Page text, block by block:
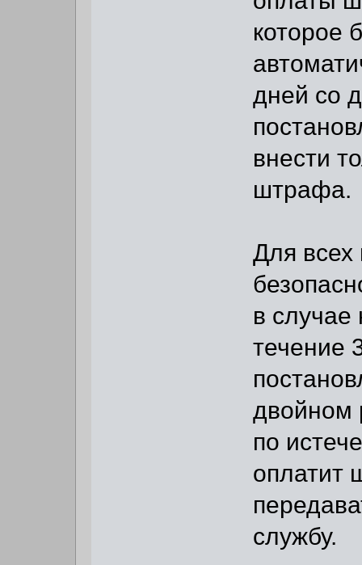
которое
дней со
внести
штрафа.
Для
в
течение
двойном
по
оплатит
службу.